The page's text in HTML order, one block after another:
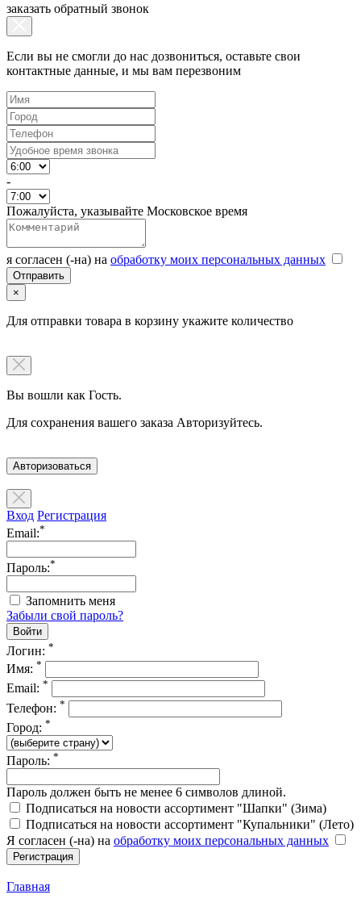
заказать обратный звонок
Если вы не смогли до нас дозвониться, оставьте свои
контактные данные, и мы вам перезвоним
-
Пожалуйста, указывайте Московское время
я согласен (-на) на обработку моих персональных данных
×
Для отправки товара в корзину укажите количество
Вы вошли как Гость.
Для сохранения вашего заказа Авторизуйтесь.
Авторизоваться
Вход Регистрация
Email:*
Пароль:*
Запомнить меня
Забыли свой пароль?
Логин: *
Имя: *
Email: *
Телефон: *
Город: *
Пароль: *
Пароль должен быть не менее 6 символов длиной.
Подписаться на новости ассортимент "Шапки" (Зима)
Подписаться на новости ассортимент "Купальники" (Лето)
Я согласен (-на) на обработку моих персональных данных
Главная